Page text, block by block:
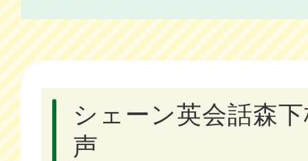
シェーン英会話森
声